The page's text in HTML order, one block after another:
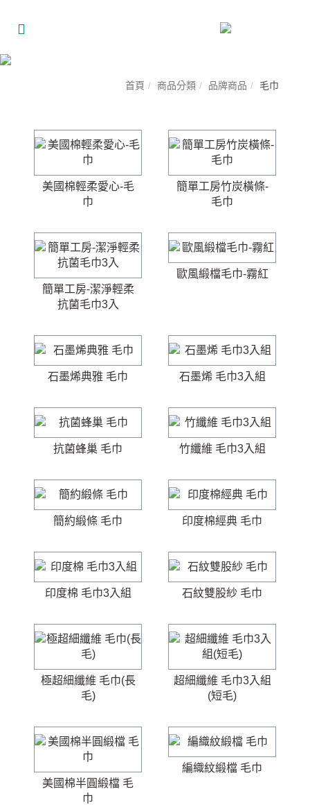
首頁 商品分類 品牌商品 毛巾
美國棉輕柔愛心-毛
巾
簡單工房竹炭橫條-
毛巾
簡單工房-潔淨輕柔
抗菌毛巾3入
歐風緞檔毛巾-霧紅
石墨烯典雅 毛巾 石墨烯 毛巾3入組
抗菌蜂巢 毛巾 竹纖維 毛巾3入組
簡約緞條 毛巾 印度棉經典 毛巾
印度棉 毛巾3入組 石紋雙股紗 毛巾
極超細纖維 毛巾(長
毛)
超細纖維 毛巾3入組
(短毛)
美國棉半圓緞檔 毛
巾
編織紋緞檔 毛巾